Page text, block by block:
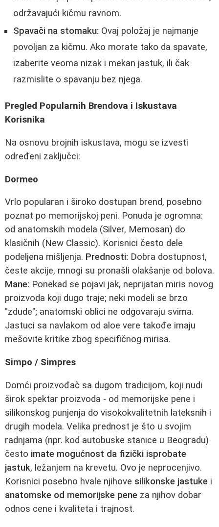
održavajući kičmu ravnom.
Spavači na stomaku: Ovaj položaj je najmanje
povoljan za kičmu. Ako morate tako da spavate,
izaberite veoma nizak i mekan jastuk, ili čak
razmislite o spavanju bez njega.
Pregled Popularnih Brendova i Iskustava
Korisnika
Na osnovu brojnih iskustava, mogu se izvesti
određeni zaključci:
Dormeo
Vrlo popularan i široko dostupan brend, posebno
poznat po memorijskoj peni. Ponuda je ogromna:
od anatomskih modela (Silver, Memosan) do
klasičnih (New Classic). Korisnici često dele
podeljena mišljenja. Prednosti: Dobra dostupnost,
česte akcije, mnogi su pronašli olakšanje od bolova.
Mane: Ponekad se pojavi jak, neprijatan miris novog
proizvoda koji dugo traje; neki modeli se brzo
"zdude"; anatomski oblici ne odgovaraju svima.
Jastuci sa navlakom od aloe vere takođe imaju
mešovite kritike zbog specifičnog mirisa.
Simpo / Simpres
Domći proizvođač sa dugom tradicijom, koji nudi
širok spektar proizvoda - od memorijske pene i
silikonskog punjenja do visokokvalitetnih lateksnih i
drugih modela. Velika prednost je što u svojim
radnjama (npr. kod autobuske stanice u Beogradu)
često imate mogućnost da fizički isprobate
jastuk, ležanjem na krevetu. Ovo je neprocenjivo.
Korisnici posebno hvale njihove silikonske jastuke i
anatomske od memorijske pene za njihov dobar
odnos cene i kvaliteta i trajnost.